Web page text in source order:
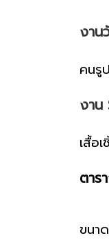
งาน
คนรู
งาน
เสื้อ
ตาร
ขนา